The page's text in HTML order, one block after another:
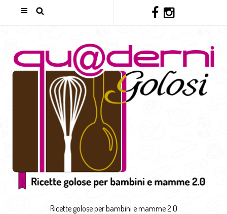
Ricette golose per bambini e mamme 2.0